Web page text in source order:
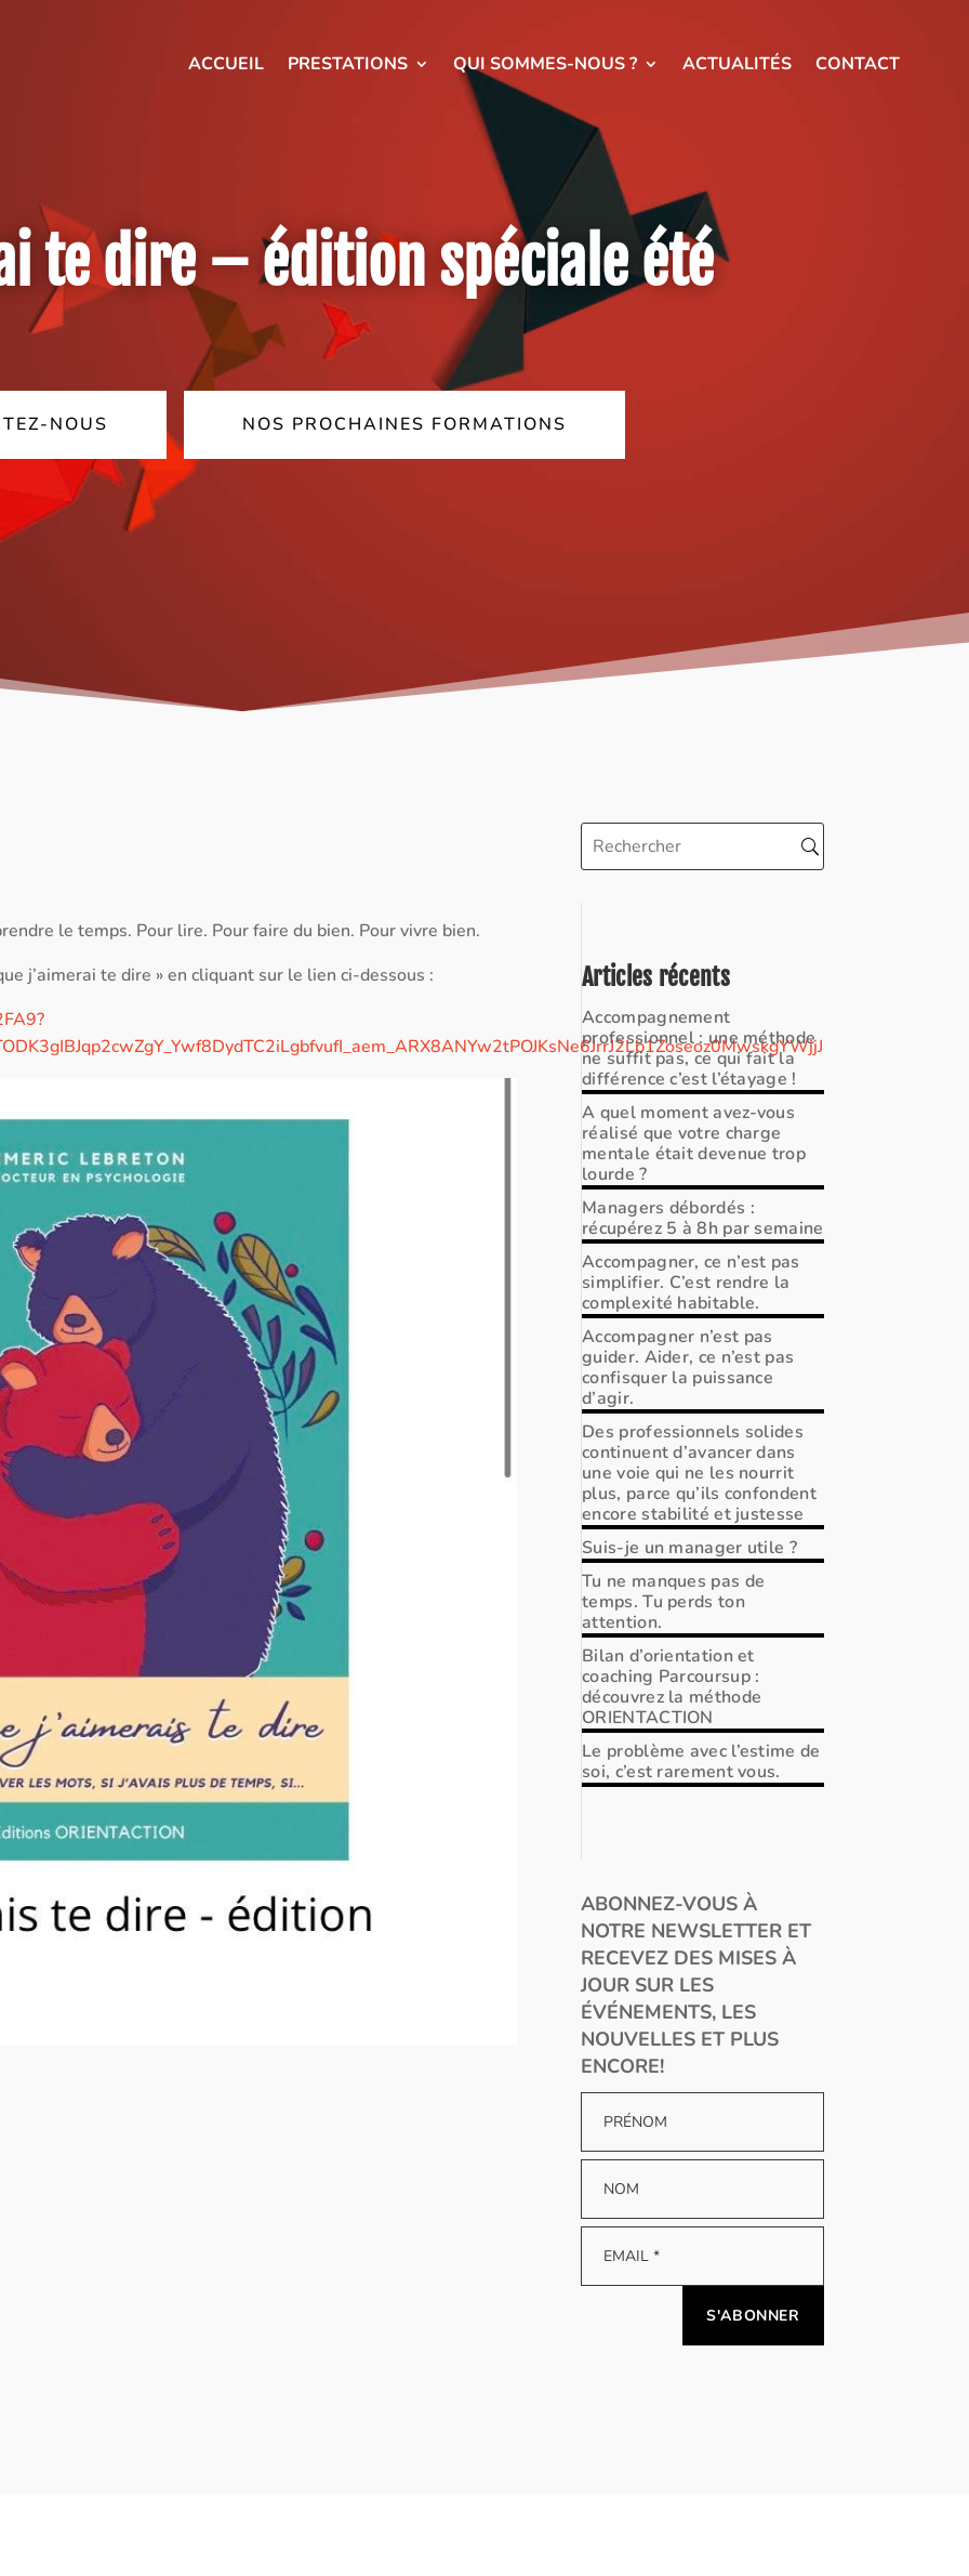
ACCUEIL PRESTATIONS QUI SOMMES-NOUS ? ACTUALITÉS CONTACT
te dire – édition spéciale été
NOUS NOS PROCHAINES FORMATIONS
le temps. Pour lire. Pour faire du bien. Pour vivre bien.
j’aimerai te dire » en cliquant sur le lien ci-dessous :
Articles récents
Accompagnement
professionnel : une méthode
ne suffit pas, ce qui fait la
différence c’est l’étayage !
A quel moment avez-vous
réalisé que votre charge
mentale était devenue trop
lourde ?
Managers débordés :
récupérez 5 à 8h par semaine
Accompagner, ce n’est pas
simplifier. C’est rendre la
complexité habitable.
Accompagner n’est pas
guider. Aider, ce n’est pas
confisquer la puissance
d’agir.
Des professionnels solides
continuent d’avancer dans
une voie qui ne les nourrit
plus, parce qu’ils confondent
encore stabilité et justesse
Suis-je un manager utile ?
Tu ne manques pas de
temps. Tu perds ton
attention.
Bilan d’orientation et
coaching Parcoursup :
découvrez la méthode
ORIENTACTION
Le problème avec l’estime de
soi, c’est rarement vous.
ABONNEZ-VOUS À
NOTRE NEWSLETTER ET
RECEVEZ DES MISES À
JOUR SUR LES
ÉVÉNEMENTS, LES
NOUVELLES ET PLUS
ENCORE!